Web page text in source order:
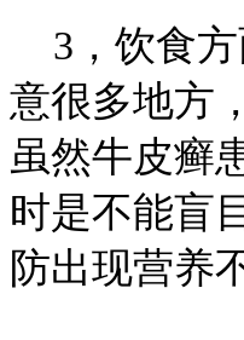
3，饮食方
意很多地方
虽然牛皮癣
时是不能盲
防出现营养